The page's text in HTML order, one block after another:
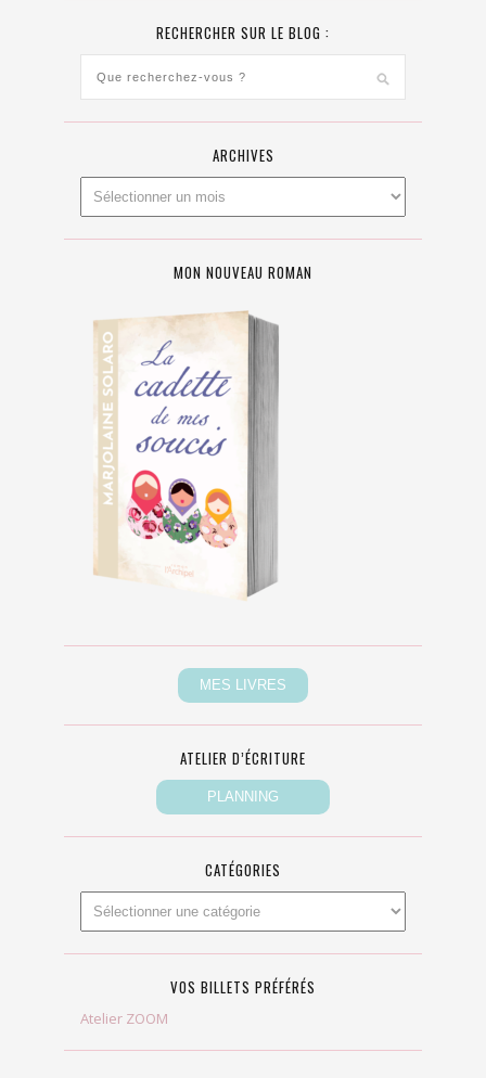
RECHERCHER SUR LE BLOG :
ARCHIVES
MON NOUVEAU ROMAN
ATELIER D’ÉCRITURE
CATÉGORIES
VOS BILLETS PRÉFÉRÉS
Atelier ZOOM